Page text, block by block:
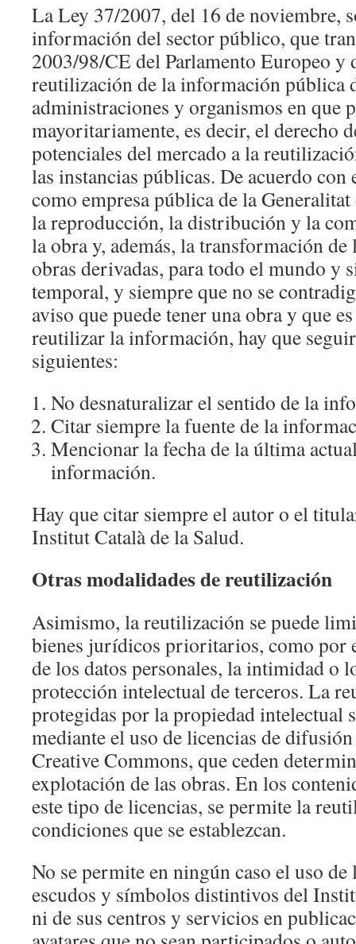
La Ley 37/2007, del 16 de noviembre,
información del sector público, que
2003/98/CE del Parlamento Europeo y
reutilización de la información pública
administraciones y organismos en que
mayoritariamente, es decir, el derecho
potenciales del mercado a la
las instancias públicas. De acuerdo
como empresa pública de la
la reproducción, la distribución y la
la obra y, además, la transformación de
obras derivadas, para todo el mundo y
temporal, y siempre que no se
aviso que puede tener una obra y que
reutilizar la información, hay que
siguientes:
No desnaturalizar el sentido de la
Citar siempre la fuente de la
Mencionar la fecha de la última
información.
Hay que citar siempre el autor o el
Institut Català de la Salud.
Otras modalidades de reutilización
Asimismo, la reutilización se puede
bienes jurídicos prioritarios, como por
de los datos personales, la intimidad o
protección intelectual de terceros. La
protegidas por la propiedad intelectual
mediante el uso de licencias de
Creative Commons, que ceden
explotación de las obras. En los
este tipo de licencias, se permite la
condiciones que se establezcan.
No se permite en ningún caso el uso
escudos y símbolos distintivos del
ni de sus centros y servicios en